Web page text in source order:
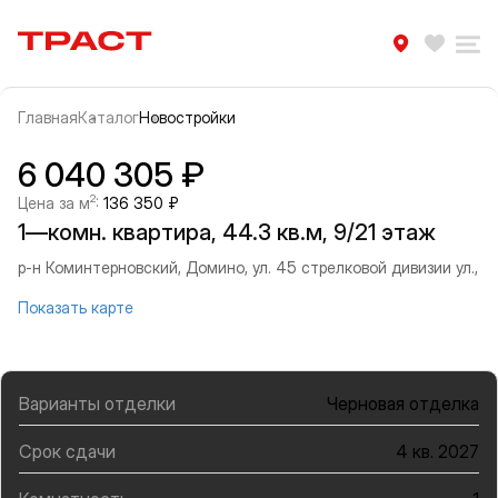
Траст | Служба недвижимости
ГлавнаяКаталогНовостройки
Информация об объекте
Галерея
6 040 305 ₽
Цена за м2: 136 350 ₽
1—комн. квартира, 44.3 кв.м, 9/21 этаж
р-н Коминтерновский, Домино, ул. 45 стрелковой дивизии ул.,
Показать карте
Варианты отделки Черновая отделка
Срок сдачи 4 кв. 2027